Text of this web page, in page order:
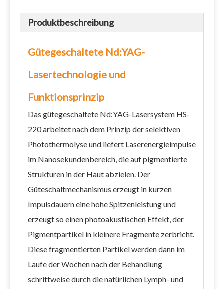
Produktbeschreibung
Gütegeschaltete Nd:YAG-
Lasertechnologie und
Funktionsprinzip
Das gütegeschaltete Nd:YAG-Lasersystem HS-
220 arbeitet nach dem Prinzip der selektiven
Photothermolyse und liefert Laserenergieimpulse
im Nanosekundenbereich, die auf pigmentierte
Strukturen in der Haut abzielen. Der
Güteschaltmechanismus erzeugt in kurzen
Impulsdauern eine hohe Spitzenleistung und
erzeugt so einen photoakustischen Effekt, der
Pigmentpartikel in kleinere Fragmente zerbricht.
Diese fragmentierten Partikel werden dann im
Laufe der Wochen nach der Behandlung
schrittweise durch die natürlichen Lymph- und